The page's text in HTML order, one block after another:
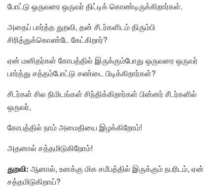
போட்டு ஒருவரை ஒருவர் திட்டிக் கொண்டிருக்கிறார்கள்.
அதைப் பார்த்த துறவி, தன் சீடர்களிடம் திரும்பி
சிரித்துக்கொண்டே கேட்கிறார்?
ஏன் மனிதர்கள் கோபத்தில் இருக்கும்போது ஒருவரை ஒருவர்
பார்த்து சத்தம்போட்டு சண்டை பிடிக்கிறார்கள்?
சீடர்கள் சில நிமிடங்கள் சிந்திக்கிறார்கள் பின்னர் சீடர்களில்
ஒருவர்,
கோபத்தில் நாம் அமைதியை இழக்கிறோம்!
அதனால் சத்தமிடுகிறோம்!
துறவி: ஆனால், உனக்கு மிக சமீபத்தில் இருக்கும் நபரிடம், ஏன்
சத்தமிடுகிறாய்?